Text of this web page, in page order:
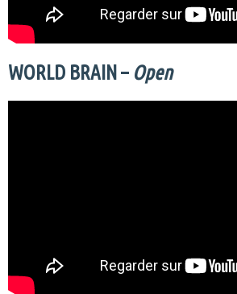
WORLD BRAIN – Open